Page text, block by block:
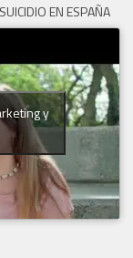
EN ESPAÑA
y